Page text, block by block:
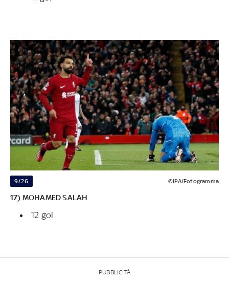
9/26 ©IPA/Fotogramma
17) MOHAMED SALAH
12 gol
PUBBLICITÀ